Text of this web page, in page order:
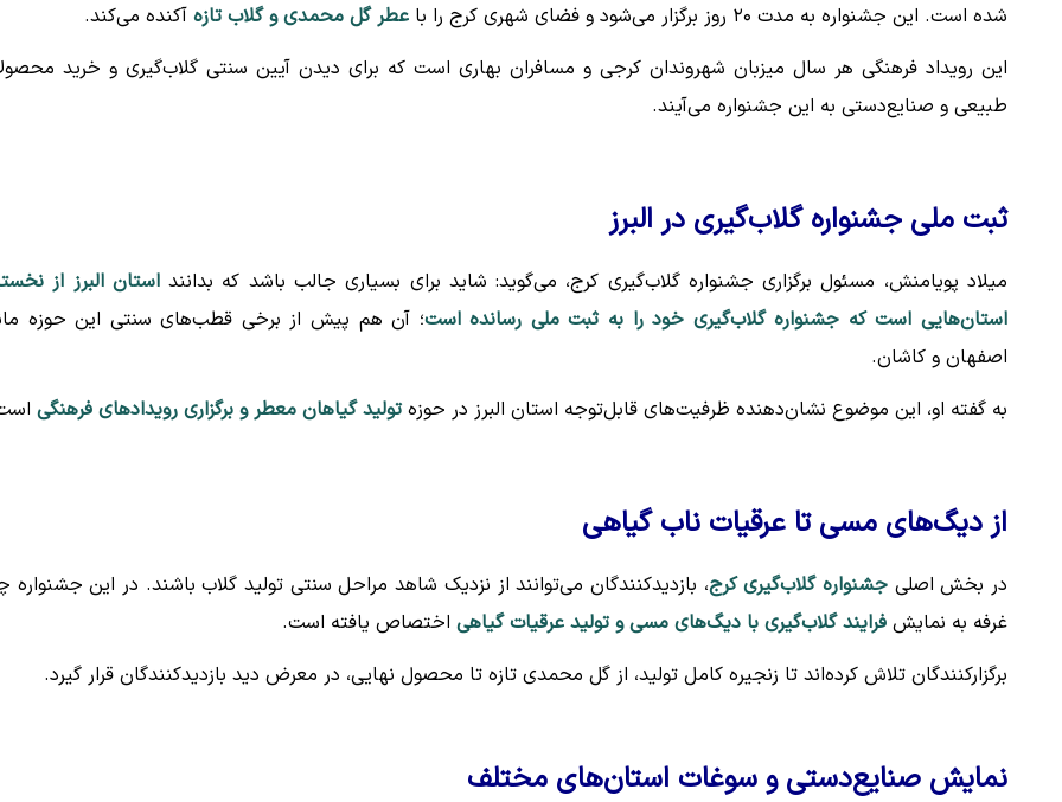
شده است. این جشنواره به مدت ۲۰ روز برگزار می‌شود و فضای شهری کرج را با
عطر گل محمدی و گلاب تازه آکنده می‌کند.
این رویداد فرهنگی هر سال میزبان شهروندان کرجی و مسافران بهاری است که برای دیدن آیین سنتی گلاب‌گیری و خرید
طبیعی و صنایع‌دستی به این جشنواره می‌آیند.
ثبت ملی جشنواره گلاب‌گیری در البرز
میلاد پویامنش، مسئول برگزاری جشنواره گلاب‌گیری کرج، می‌گوید: شاید برای بسیاری جالب باشد که بداننداستان البرز از
استان‌هایی است که جشنواره گلاب‌گیری خود را به ثبت ملی رسانده است؛ آن هم پیش از برخی قطب‌های سنتی این حوزه
اصفهان و کاشان.
به گفته او، این موضوع نشان‌دهنده ظرفیت‌های قابل‌توجه استان البرز در حوزهتولید گیاهان معطر و برگزاری رویدادهای فرهنگی
از دیگ‌های مسی تا عرقیات ناب گیاهی
در بخش اصلیجشنواره گلاب‌گیری کرج، بازدیدکنندگان می‌توانند از نزدیک شاهد مراحل سنتی تولید گلاب باشند. در این جشنواره
غرفه به نمایش فرایند گلاب‌گیری با دیگ‌های مسی و تولید عرقیات گیاهی اختصاص یافته است.
برگزارکنندگان تلاش کرده‌اند تا زنجیره کامل تولید، از گل محمدی تازه تا محصول نهایی، در معرض دید بازدیدکنندگان قرار گیرد.
نمایش صنایع‌دستی و سوغات استان‌های مختلف